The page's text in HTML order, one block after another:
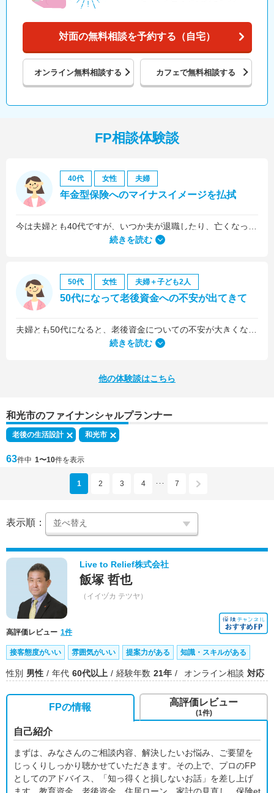
対面の無料相談を予約する（自宅）
オンライン無料相談する カフェで無料相談する
FP相談体験談
40代 女性 夫婦
年金型保険へのマイナスイメージを払拭
続きを読む
50代 女性 夫婦＋子ども2人
50代になって老後資金への不安が出てきて
続きを読む
他の体験談はこちら
和光市のファイナンシャルプランナー
老後の生活設計 和光市
63件中 1〜10件を表示
1 2 3 4 ･･･ 7
表示順：
Live to Relief株式会社
飯塚 哲也
（イイヅカ テツヤ）
高評価レビュー 1件
接客態度がいい 雰囲気がいい 提案力がある 知識・スキルがある
性別 男性 年代 60代以上 経験年数 21年 オンライン相談 対応
FPの情報
自己紹介
まずは、みなさんのご相談内容、解決したいお悩み、ご要望を
じっくりしっかり聴かせていただきます。その上で、プロのFP
としてのアドバイス、「知っ得くと損しないお話」を差し上げ
高評価レビュー
(1件)